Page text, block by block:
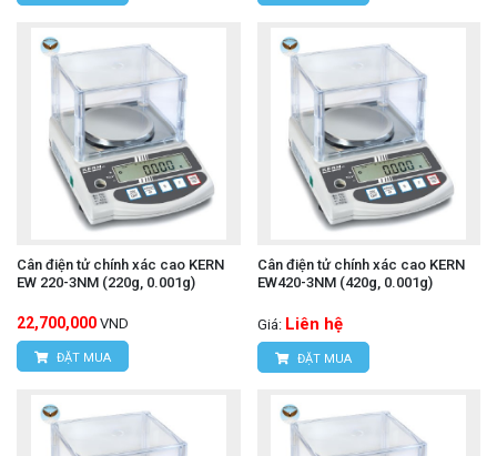
Cân điện tử chính xác cao KERN
EW 220-3NM (220g, 0.001g)
22,700,000 VND
ĐẶT MUA
Cân điện tử chính xác cao KERN
EW420-3NM (420g, 0.001g)
Giá: Liên hệ
ĐẶT MUA